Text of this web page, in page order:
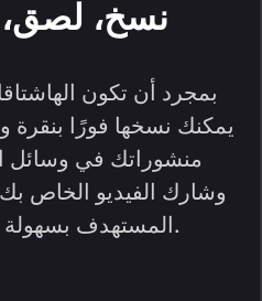
نسخ،
بمجرد أن تكون
يمكنك نسخها فورًا بنقرة
منشوراتك في وسائل
وشارك الفيديو الخاص
المستهدف بسهولة مع زيادة التفاعل.